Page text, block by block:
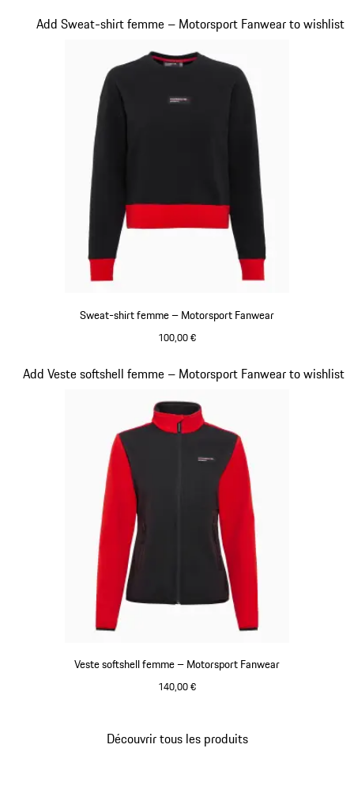
Sweat-shirt femme – Motorsport Fanwear
100,00 €
Add Sweat-shirt femme – Motorsport Fanwear to wishlist
Diapositive 19 sur 20
Veste softshell femme – Motorsport Fanwear
140,00 €
Add Veste softshell femme – Motorsport Fanwear to wishlist
Diapositive 20 sur 20
Découvrir tous les produits